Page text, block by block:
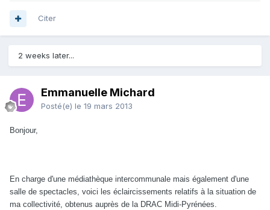
Citer
2 weeks later...
Emmanuelle Michard
Posté(e) le 19 mars 2013
Bonjour,
En charge d'une médiathèque intercommunale mais également d'une
salle de spectacles, voici les éclaircissements relatifs à la situation de
ma collectivité, obtenus auprès de la DRAC Midi-Pyrénées.